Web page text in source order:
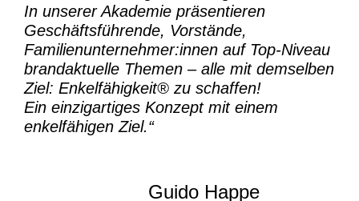
In unserer Akademie präsentieren
Geschäftsführende, Vorstände,
Familienunternehmer:innen auf Top-Niveau
brandaktuelle Themen – alle mit demselben
Ziel: Enkelfähigkeit® zu schaffen!
Ein einzigartiges Konzept mit einem
enkelfähigen Ziel.“
Guido Happe